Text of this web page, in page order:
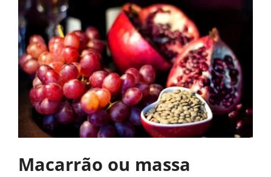
Macarrão ou massa